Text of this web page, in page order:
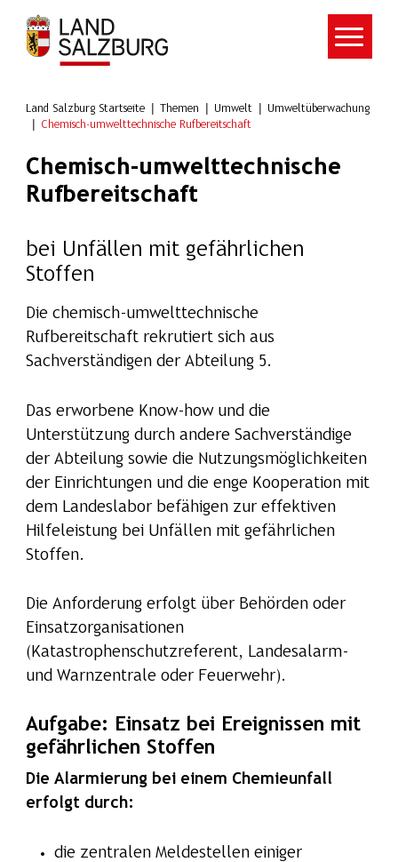
Zum Hauptinhalt springen
Land Salzburg Startseite Themen Umwelt
Umweltüberwachung
Chemisch-umwelttechnische Rufbereitschaft
Chemisch-umwelttechnische
Rufbereitschaft
bei Unfällen mit gefährlichen
Stoffen
Die chemisch-umwelttechnische
Rufbereitschaft rekrutiert sich aus
Sachverständigen der Abteilung 5.
Das erworbene Know-how und die
Unterstützung durch andere Sachverständige
der Abteilung sowie die Nutzungsmöglichkeiten
der Einrichtungen und die enge Kooperation mit
dem Landeslabor befähigen zur effektiven
Hilfeleistung bei Unfällen mit gefährlichen
Stoffen.
Die Anforderung erfolgt über Behörden oder
Einsatzorganisationen
(Katastrophenschutzreferent, Landesalarm-
und Warnzentrale oder Feuerwehr).
Aufgabe: Einsatz bei Ereignissen mit
gefährlichen Stoffen
Die Alarmierung bei einem Chemieunfall
erfolgt durch:
die zentralen Meldestellen einiger